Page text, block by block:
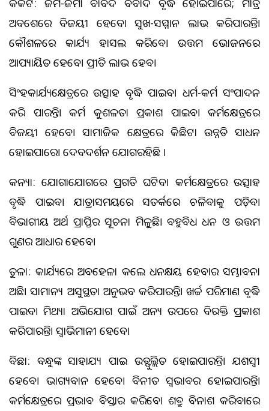
କର୍କଟ: ଜମି-ଜମା ବାବଦ ବିବାଦ ବୃଦ୍ଧି ହୋଇପାରେ; ମାତ୍ର
ଅବଶେଷରେ ବିଜୟୀ ହେବେ। ସୁଖ-ସମ୍ମାନ ଲାଭ କରିପାରନ୍ତି।
କୌଶଳରେ କାର୍ଯ୍ୟ ହାସଲ କରିବେ। ଉତ୍ତମ ଭୋଜନରେ
ଆପ୍ୟାୟିତ ହେବେ। ପ୍ରୀତି ଲାଭ ହେବ।
ସିଂହକାର୍ଯ୍ୟକ୍ଷେତ୍ରରେ ଉତ୍ସାହ ବୃଦ୍ଧି ପାଇବ। ଧର୍ମ-କର୍ମ ସଂପାଦନ
କରି ପାରନ୍ତି। କର୍ମ କୁଶଳତା ପ୍ରକାଶ ପାଇବ। କର୍ମକ୍ଷେତ୍ରରେ
ବିଜୟୀ ହେବେ। ସାମାଜିକ କ୍ଷେତ୍ରରେ କିଛିଟା ଉନ୍ନତି ସାଧନ
ହୋଇପାରେ। ଦେବଦର୍ଶନ ଯୋଗରହିଛି ।
କନ୍ୟା: ଯୋଗାଯୋଗରେ ପ୍ରଗତି ଘଟିବ। କର୍ମକ୍ଷେତ୍ରରେ ଉତ୍ସାହ
ବୃଦ୍ଧି ପାଇବ। ଯାତ୍ରାସମୟରେ ସତର୍କରେ ଚଳିବାକୁ ପଡ଼ିବ।
ବିଭାଗୀୟ ଅର୍ଥ ପ୍ରାପ୍ତିର ସୂଚନା ମିଳୁୁଛି। ବହୁବିଧ ଧନ ଓ ଉତ୍ତମ
ଗୁଣର ଆଧାର ହେବେ।
ତୁଳା: କାର୍ଯ୍ୟରେ ଅବହେଳା କଲେ ଧନକ୍ଷୟ ହେବାର ସମ୍ଭାବନା
ଅଛି। ସାମାନ୍ୟ ଅସୁସ୍ଥତା ଅନୁଭବ କରିପାରନ୍ତି। ଖର୍ଚ୍ଚ ପରିମାଣ ବୃଦ୍ଧି
ପାଇବ। ମିଥ୍ୟା ଅଭିଯୋଗ ପାଇଁ ଅନ୍ୟ ଉପରେ ବିରକ୍ତି ପ୍ରକାଶ
କରିପାରନ୍ତି। ସ୍ୱାଭିମାନୀ ହେବେ।
ବିଛା: ବନ୍ଧୁଙ୍କ ସାହାଯ୍ୟ ପାଇ ଉତ୍ଫୁଲ୍ଲିତ ହୋଇପାରନ୍ତି। ଯଶସ୍ୱୀ
ହେବେ। ଭାଗ୍ୟବାନ ହେବେ। ବିନୀତ ସ୍ୱଭାବର ହୋଇପାରନ୍ତି।
କର୍ମକ୍ଷେତ୍ରରେ ପ୍ରଭାବ ବିସ୍ତାର କରିବେ। ଶତ୍ରୁ ବିନାଶ କରିବାରେ